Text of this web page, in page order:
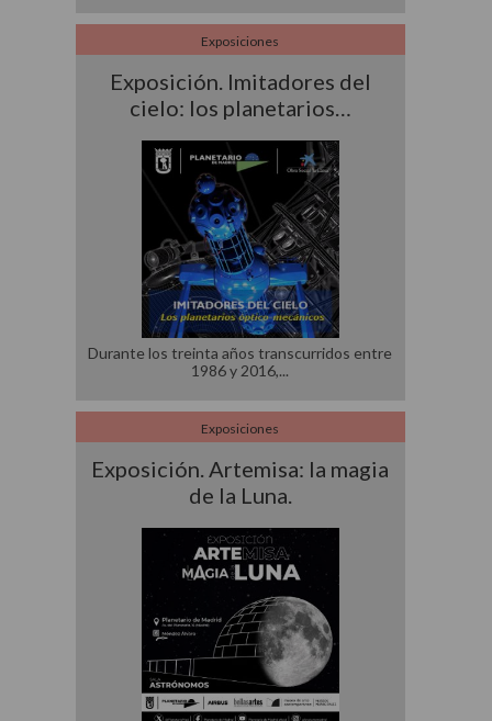
Exposición. Imitadores del
cielo: los planetarios…
Exposiciones
Durante los treinta años transcurridos entre
1986 y 2016,
Exposición. Artemisa: la magia
de la Luna.
Exposiciones